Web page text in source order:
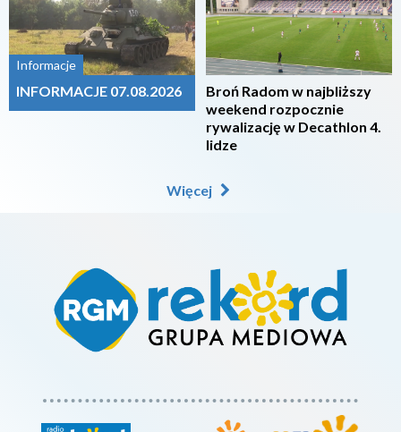
Informacje
INFORMACJE 07.08.2026
Broń Radom w najbliższy
weekend rozpocznie
rywalizację w Decathlon 4.
lidze
Więcej